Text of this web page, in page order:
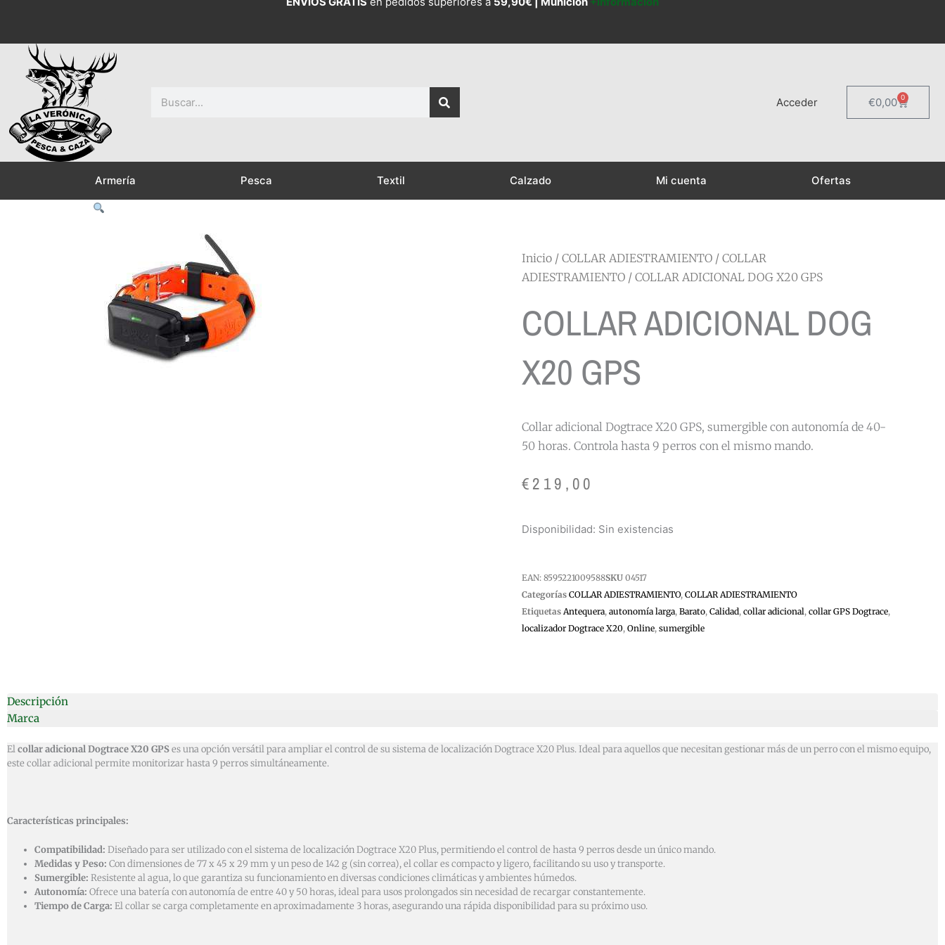
Acceder €0,00 0
Carrito
Armería Pesca Textil Calzado Mi cuenta Ofertas
Inicio / COLLAR ADIESTRAMIENTO / COLLAR
ADIESTRAMIENTO / COLLAR ADICIONAL DOG X20 GPS
COLLAR ADICIONAL DOG
X20 GPS
Collar adicional Dogtrace X20 GPS, sumergible con autonomía de 40-
50 horas. Controla hasta 9 perros con el mismo mando.
€219,00
Disponibilidad: Sin existencias
EAN: 8595221009588SKU 04517
Categorías COLLAR ADIESTRAMIENTO, COLLAR ADIESTRAMIENTO
Etiquetas Antequera, autonomía larga, Barato, Calidad, collar adicional, collar GPS Dogtrace,
localizador Dogtrace X20, Online, sumergible
Descripción
Marca
Elcollar adicional Dogtrace X20 GPSes una opción versátil para ampliar el control de su sistema de localización Dogtrace X20 Plus. Ideal para aquellos que necesitan gestionar más de un perro con el mismo equipo,
este collar adicional permite monitorizar hasta 9 perros simultáneamente.
Características principales:
Compatibilidad: Diseñado para ser utilizado con el sistema de localización Dogtrace X20 Plus, permitiendo el control de hasta 9 perros desde un único mando.
Medidas y Peso: Con dimensiones de 77 x 45 x 29 mm y un peso de 142 g (sin correa), el collar es compacto y ligero, facilitando su uso y transporte.
Sumergible: Resistente al agua, lo que garantiza su funcionamiento en diversas condiciones climáticas y ambientes húmedos.
Autonomía: Ofrece una batería con autonomía de entre 40 y 50 horas, ideal para usos prolongados sin necesidad de recargar constantemente.
Tiempo de Carga: El collar se carga completamente en aproximadamente 3 horas, asegurando una rápida disponibilidad para su próximo uso.